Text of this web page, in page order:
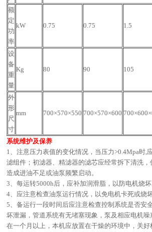
额
定
功
率
kW 0.75 0.75 1.5
设
备
重
量
Kg 80 90 105
外
形
尺
寸
mm 700×570×550 700×570×600
系统维护及保养
1、注意压力表值的变化情况，当压力>0.4Mpa时,
滤组件；初滤器、精滤器的滤芯应经常拆下清洗，
造成进油不足或油泵频繁启动。
3、每运转5000h后，应补加润滑脂，以防电机烧坏
4、应注意检查油泵运行情况，以免电机卡死或烧坏
5、备运行一段时间后应注意检查控制系统是否安
坏泄漏，管道系统有无堵塞现象，泵及相应电机
在一个月以上，本机应放置在干燥的环境中，关好